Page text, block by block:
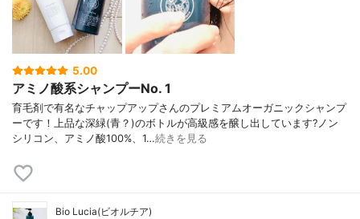
5.00
アミノ酸系シャンプーNo. 1
育毛剤で有名なチャップアップさんのプレミアムオーガニックシャンプ
ーです！上品な深緑(青？)のボトルが高級感を醸し出しています?ノン
シリコン、アミノ酸100%、1…続きを見る
Bio Lucia(ビオルチア)